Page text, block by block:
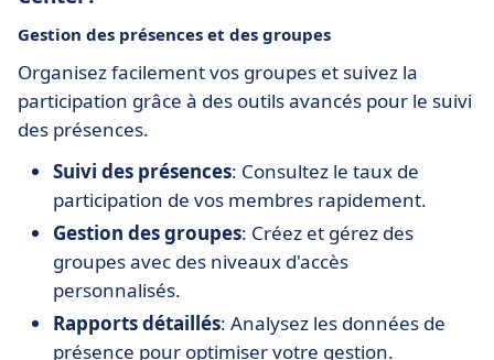
Gestion des présences et des groupes
Organisez facilement vos groupes et suivez la
participation grâce à des outils avancés pour le suivi
des présences.
Suivi des présences: Consultez le taux de
participation de vos membres rapidement.
Gestion des groupes: Créez et gérez des
groupes avec des niveaux d'accès
personnalisés.
Rapports détaillés: Analysez les données de
présence pour optimiser votre gestion.